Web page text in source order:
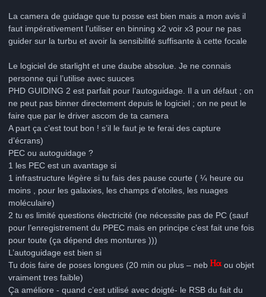
La camera de guidage que tu posse est bien mais a mon avis il
faut impérativement l’utiliser en binning x2 voir x3 pour ne pas
guider sur la turbu et avoir la sensibilité suffisante à cette focale
Le logiciel de starlight et une daube absolue. Je ne connais
personne qui l’utilise avec suuces
PHD GUIDING 2 est parfait pour l’autoguidage. Il a un défaut ; on
ne peut pas binner directement depuis le logiciel ; on ne peut le
faire que par le driver ascom de ta camera
A part ça c’est tout bon ! s’il le faut je te ferai des capture
d’écrans)
PEC ou autoguidage ?
1 les PEC est un avantage si
1 infrastructure légère si tu fais des pause courte ( ¼ heure ou
moins , pour les galaxies, les champs d’etoiles, les nuages
moléculaire)
2 tu es limité questions électricité (ne nécessite pas de PC (sauf
pour l’enregistrement du PPEC mais en principe c’est fait une fois
pour toute (ça dépend des montures )))
L’autoguidage est bien si
Tu dois faire de poses longues (20 min ou plus – neb
ou objet
vraiment tres faible)
Ça améliore - quand c’est utilisé avec doigté- le RSB du fait du